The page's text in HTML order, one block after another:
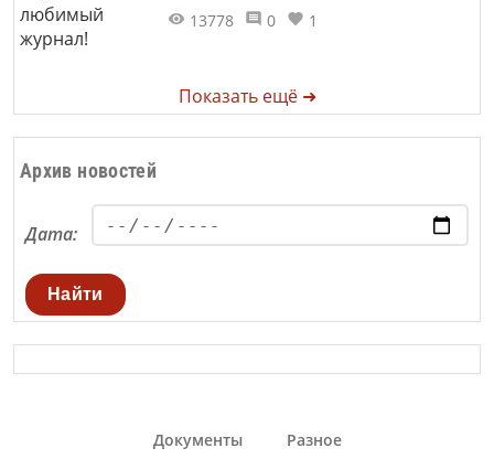
13778
0 1
Показать ещё ➜
Архив новостей
Дата:
Найти
Документы Разное